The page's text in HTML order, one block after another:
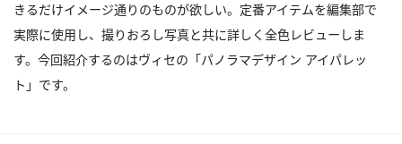
きるだけイメージ通りのものが欲しい。定番アイテムを編集部で
実際に使用し、撮りおろし写真と共に詳しく全色レビューしま
す。今回紹介するのはヴィセの「パノラマデザイン アイパレッ
ト」です。